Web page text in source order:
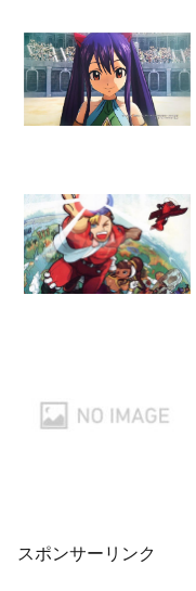
スポンサーリンク